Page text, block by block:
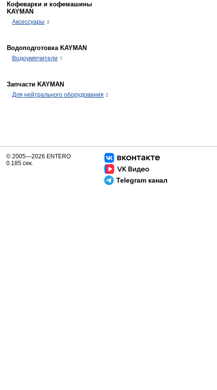
Кофеварки и кофемашины
KAYMAN
Аксессуары 3
Водоподготовка KAYMAN
Водоумягчители 7
Запчасти KAYMAN
Для нейтрального оборудования 2
Telegram канал
© 2005—2026 ENTERO
0.185 сек.